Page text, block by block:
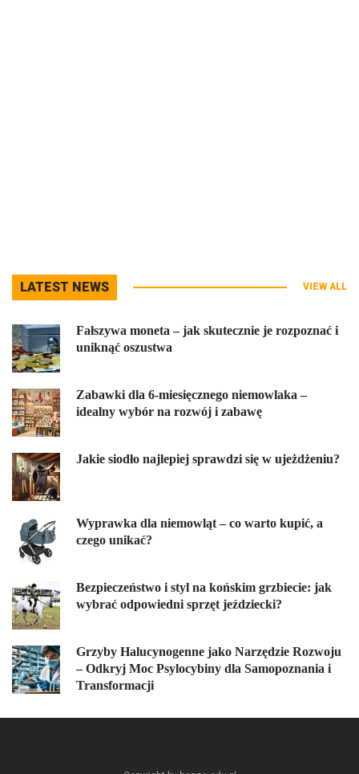
LATEST NEWS VIEW ALL
Fałszywa moneta – jak skutecznie je rozpoznać i
uniknąć oszustwa
Zabawki dla 6-miesięcznego niemowlaka –
idealny wybór na rozwój i zabawę
Jakie siodło najlepiej sprawdzi się w ujeżdżeniu?
Wyprawka dla niemowląt – co warto kupić, a
czego unikać?
Bezpieczeństwo i styl na końskim grzbiecie: jak
wybrać odpowiedni sprzęt jeździecki?
Grzyby Halucynogenne jako Narzędzie Rozwoju
– Odkryj Moc Psylocybiny dla Samopoznania i
Transformacji